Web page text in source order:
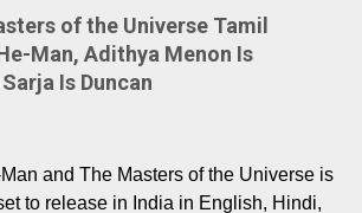
of the Universe Tamil
Man, Adithya Menon Is
Is Duncan
and The Masters of the Universe is
to release in India in English, Hindi,